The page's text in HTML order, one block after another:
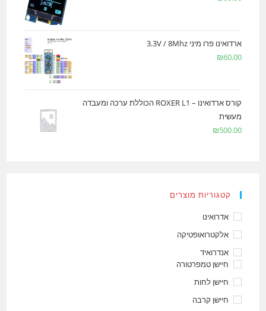
ארדואינו פרו מיני 3.3V / 8Mhz
₪60.00
קורס ארדואינו – ROXER L1 הכוללת ערכה ומעבדה
מעשית
₪500.00
קטגוריות מוצרים
אדרואינו
אלקטרואופטיקה
אנדרואיד
חיישן טמפרטורה
חיישן לחות
חיישן קרבה